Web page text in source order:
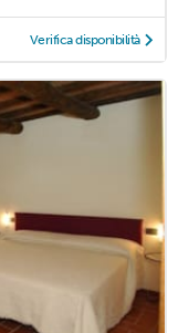
Verifica disponibilità